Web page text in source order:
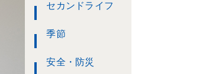
セカンドライフ
季節
安全・防災